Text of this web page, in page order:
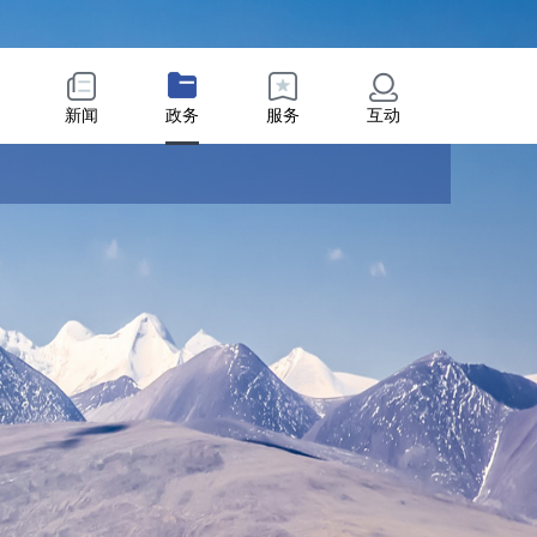
新闻 政务 服务 互动